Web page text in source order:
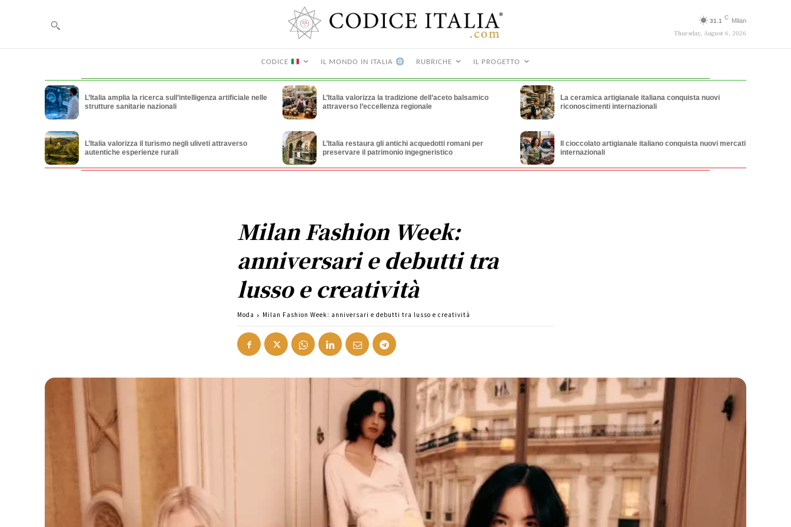
31.1
C Milan
Thursday, August 6, 2026
CODICE IL MONDO IN ITALIA RUBRICHE IL PROGETTO
L’Italia amplia la ricerca sull’intelligenza artificiale nelle
strutture sanitarie nazionali
L’Italia valorizza la tradizione dell’aceto balsamico
attraverso l’eccellenza regionale
La ceramica artigianale italiana conquista nuovi
riconoscimenti internazionali
L’Italia valorizza il turismo negli uliveti attraverso
autentiche esperienze rurali
L’Italia restaura gli antichi acquedotti romani per
preservare il patrimonio ingegneristico
Il cioccolato artigianale italiano conquista nuovi mercati
internazionali
Milan Fashion Week:
anniversari e debutti tra
lusso e creatività
Moda Milan Fashion Week: anniversari e debutti tra lusso e creatività